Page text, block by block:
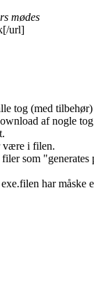
mødes
url]
tog (med
af nogle
være i filen.
som "generates
har måske